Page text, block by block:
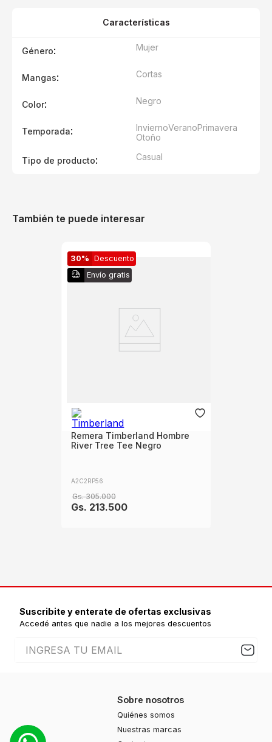
Características
Género: Mujer
Mangas: Cortas
Color: Negro
Temporada: InviernoVeranoPrimavera
Otoño
Tipo de producto: Casual
También te puede interesar
30% Descuento
Envío gratis
Remera Timberland Hombre
River Tree Tee Negro
A2C2RP56
Gs. 305.000
Gs. 213.500
Suscribite y enterate de ofertas exclusivas
Accedé antes que nadie a los mejores descuentos
Sobre nosotros
Quiénes somos
Nuestras marcas